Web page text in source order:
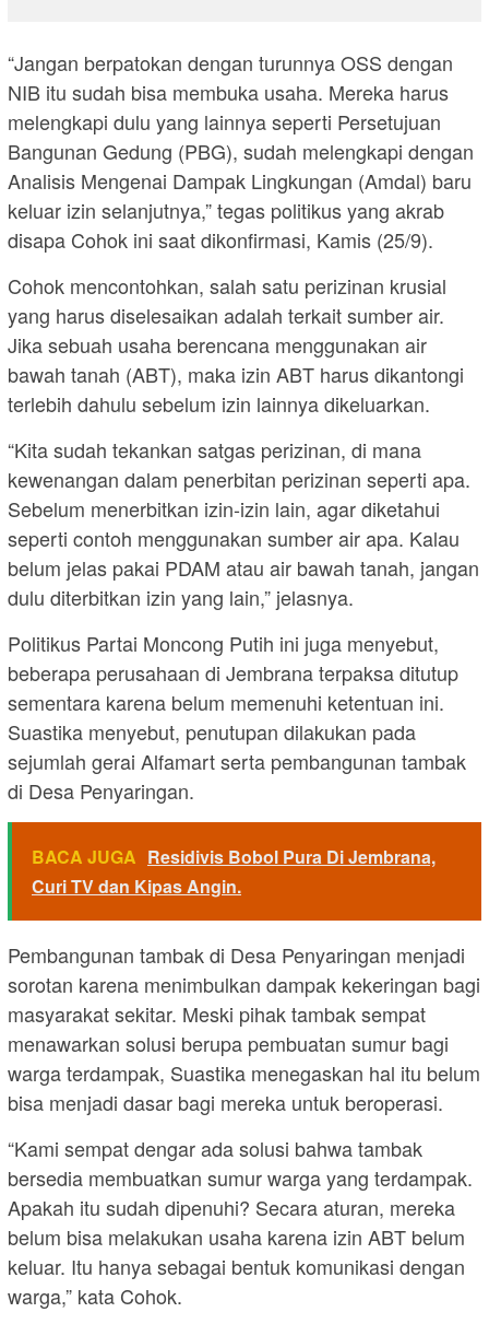
“Jangan berpatokan dengan turunnya OSS dengan
NIB itu sudah bisa membuka usaha. Mereka harus
melengkapi dulu yang lainnya seperti Persetujuan
Bangunan Gedung (PBG), sudah melengkapi dengan
Analisis Mengenai Dampak Lingkungan (Amdal) baru
keluar izin selanjutnya,” tegas politikus yang akrab
disapa Cohok ini saat dikonfirmasi, Kamis (25/9).
Cohok mencontohkan, salah satu perizinan krusial
yang harus diselesaikan adalah terkait sumber air.
Jika sebuah usaha berencana menggunakan air
bawah tanah (ABT), maka izin ABT harus dikantongi
terlebih dahulu sebelum izin lainnya dikeluarkan.
“Kita sudah tekankan satgas perizinan, di mana
kewenangan dalam penerbitan perizinan seperti apa.
Sebelum menerbitkan izin-izin lain, agar diketahui
seperti contoh menggunakan sumber air apa. Kalau
belum jelas pakai PDAM atau air bawah tanah, jangan
dulu diterbitkan izin yang lain,” jelasnya.
Politikus Partai Moncong Putih ini juga menyebut,
beberapa perusahaan di Jembrana terpaksa ditutup
sementara karena belum memenuhi ketentuan ini.
Suastika menyebut, penutupan dilakukan pada
sejumlah gerai Alfamart serta pembangunan tambak
di Desa Penyaringan.
BACA JUGA Residivis Bobol Pura Di Jembrana,
Curi TV dan Kipas Angin.
Pembangunan tambak di Desa Penyaringan menjadi
sorotan karena menimbulkan dampak kekeringan bagi
masyarakat sekitar. Meski pihak tambak sempat
menawarkan solusi berupa pembuatan sumur bagi
warga terdampak, Suastika menegaskan hal itu belum
bisa menjadi dasar bagi mereka untuk beroperasi.
“Kami sempat dengar ada solusi bahwa tambak
bersedia membuatkan sumur warga yang terdampak.
Apakah itu sudah dipenuhi? Secara aturan, mereka
belum bisa melakukan usaha karena izin ABT belum
keluar. Itu hanya sebagai bentuk komunikasi dengan
warga,” kata Cohok.